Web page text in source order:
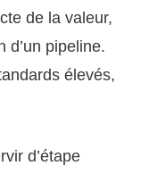
de la valeur,
d’un pipeline.
élevés,
d’étape